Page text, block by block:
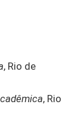
, Rio de
, Rio